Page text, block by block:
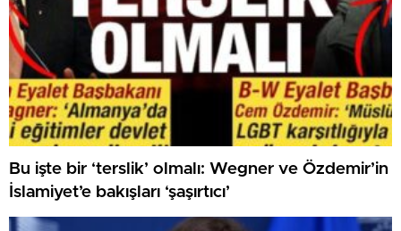
Bu işte bir ‘terslik’ olmalı: Wegner ve Özdemir’in
İslamiyet’e bakışları ‘şaşırtıcı’